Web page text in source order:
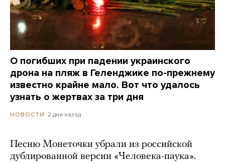
О погибших при падении украинского
дрона на пляж в Геленджике по-прежнему
известно крайне мало. Вот что удалось
узнать о жертвах за три дня
НОВОСТИ 2 дня назад
Песню Монеточки убрали из российской
дублированной версии «Человека-паука».